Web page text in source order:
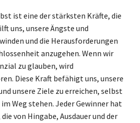
ist eine der stärksten Kräfte, die
uns, unsere Ängste und
und die Herausforderungen
anzugehen. Wenn wir
zu glauben, wird
Diese Kraft befähigt uns, unsere
unsere Ziele zu erreichen, selbst
Weg stehen. Jeder Gewinner hat
von Hingabe, Ausdauer und der